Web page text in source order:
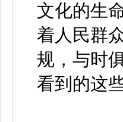
文化的生
着人民群
规，与时
看到的这